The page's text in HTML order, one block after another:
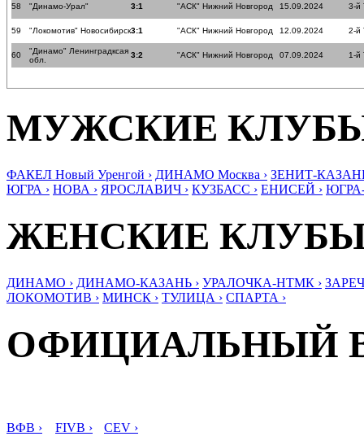
58 "Динамо-Урал" 3:1 "АСК" Нижний Новгород 15.09.2024 3-й
59 "Локомотив" Новосибирск3:1 "АСК" Нижний Новгород 12.09.2024 2-й
60
"Динамо" Ленинградксая
обл.
3:2 "АСК" Нижний Новгород 07.09.2024 1-й
МУЖСКИЕ
ФАКЕЛ Новый Уренгой › ДИНАМО Москва › ЗЕНИТ-
ЮГРА › НОВА › ЯРОСЛАВИЧ › КУЗБАСС › ЕНИСЕЙ ›
ЖЕНСКИЕ
ДИНАМО › ДИНАМО-КАЗАНЬ › УРАЛОЧКА-НТМК ›
ЛОКОМОТИВ › МИНСК › ТУЛИЦА › СПАРТА ›
ОФИЦИАЛЬНЫЙ
ВФВ › FIVB › CEV ›